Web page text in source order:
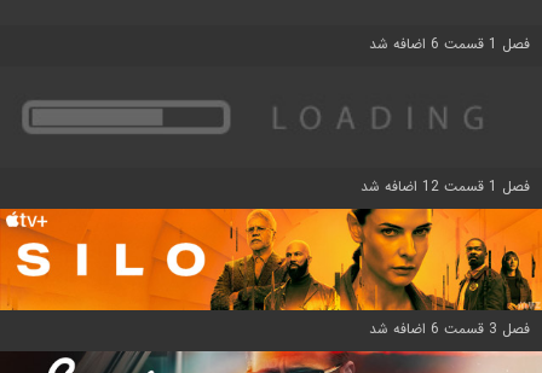
فصل 1 قسمت 6 اضافه شد
فصل 1 قسمت 12 اضافه شد
فصل 3 قسمت 6 اضافه شد